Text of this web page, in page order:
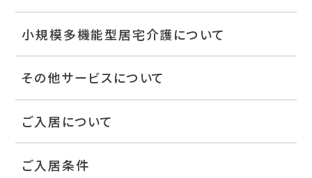
小規模多機能型居宅介護について
その他サービスについて
ご入居について
ご入居条件